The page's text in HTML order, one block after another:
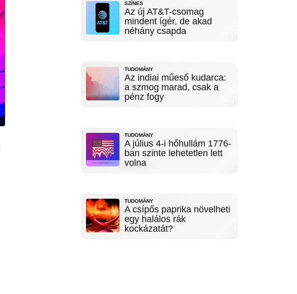
SZÍNES
Az új AT&T-csomag
mindent ígér, de akad
néhány csapda
TUDOMÁNY
Az indiai műeső kudarca:
a szmog marad, csak a
pénz fogy
TUDOMÁNY
A július 4-i hőhullám 1776-
ban szinte lehetetlen lett
volna
TUDOMÁNY
A csípős paprika növelheti
egy halálos rák
kockázatát?